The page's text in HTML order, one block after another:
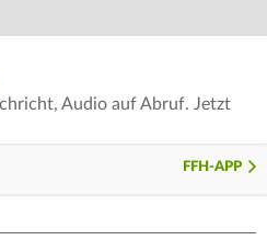
Audio auf Abruf. Jetzt
FFH-APP